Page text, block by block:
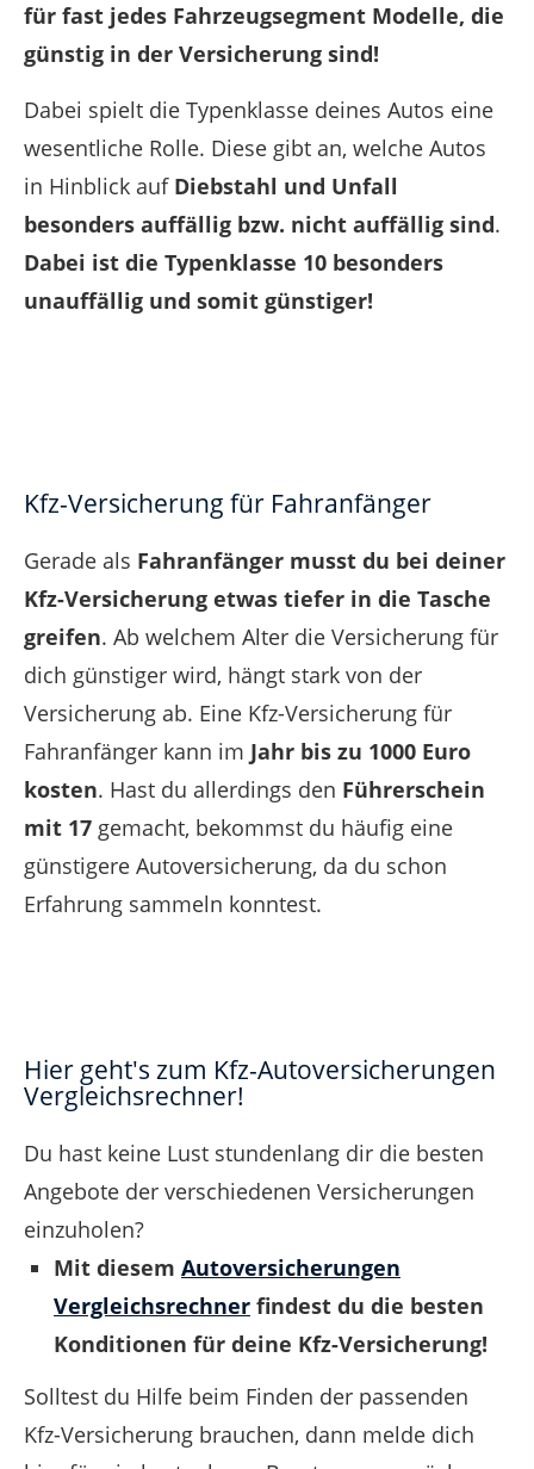
für fast jedes Fahrzeugsegment Modelle, die
günstig in der Versicherung sind!
Dabei spielt die Typenklasse deines Autos eine
wesentliche Rolle. Diese gibt an, welche Autos
in Hinblick auf Diebstahl und Unfall
besonders auffällig bzw. nicht auffällig sind.
Dabei ist die Typenklasse 10 besonders
unauffällig und somit günstiger!
Kfz-Versicherung für Fahranfänger
Gerade als Fahranfänger musst du bei deiner
Kfz-Versicherung etwas tiefer in die Tasche
greifen. Ab welchem Alter die Versicherung für
dich günstiger wird, hängt stark von der
Versicherung ab. Eine Kfz-Versicherung für
Fahranfänger kann im Jahr bis zu 1000 Euro
kosten. Hast du allerdings den Führerschein
mit 17 gemacht, bekommst du häufig eine
günstigere Autoversicherung, da du schon
Erfahrung sammeln konntest.
Hier geht's zum Kfz-Autoversicherungen
Vergleichsrechner!
Du hast keine Lust stundenlang dir die besten
Angebote der verschiedenen Versicherungen
einzuholen?
Mit diesem Autoversicherungen
Vergleichsrechner findest du die besten
Konditionen für deine Kfz-Versicherung!
Solltest du Hilfe beim Finden der passenden
Kfz-Versicherung brauchen, dann melde dich